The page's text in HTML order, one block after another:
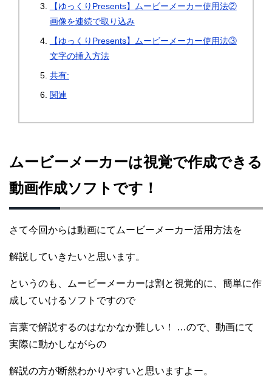
【ゆっくりPresents】ムービーメーカー使用法②
画像を連続で取り込み
【ゆっくりPresents】ムービーメーカー使用法③
文字の挿入方法
共有:
関連
ムービーメーカーは視覚で作成できる
動画作成ソフトです！
さて今回からは動画にてムービーメーカー活用方法を
解説していきたいと思います。
というのも、ムービーメーカーは割と視覚的に、簡単に作
成していけるソフトですので
言葉で解説するのはなかなか難しい！ …ので、動画にて
実際に動かしながらの
解説の方が断然わかりやすいと思いますよー。